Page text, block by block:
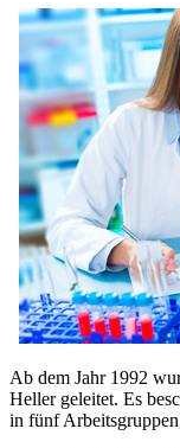
Ab dem Jahr 1992
Heller geleitet. Es
in fünf